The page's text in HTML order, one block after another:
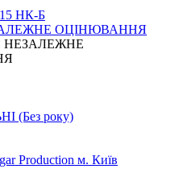
НК-Б
ОЦІНЮВАННЯ
НЕЗАЛЕЖНЕ
(Без року)
Production м. Київ